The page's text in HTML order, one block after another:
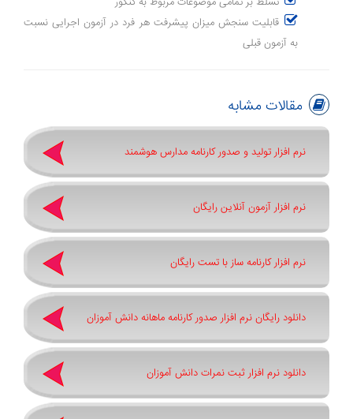
قابلیت سنجش میزان پیشرفت هر فرد در آزمون اجرایی نسبت
به آزمون قبلی
مقالات مشابه
نرم افزار تولید و صدور کارنامه مدارس هوشمند
نرم افزار آزمون آنلاین رایگان
نرم افزار کارنامه ساز با تست رایگان
دانلود رایگان نرم افزار صدور کارنامه ماهانه دانش آموزان
دانلود نرم افزار ثبت نمرات دانش آموزان